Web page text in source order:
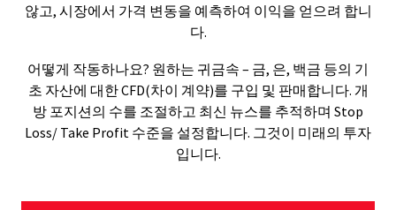
않고, 시장에서 가격 변동을 예측하여 이익을 얻으려 합니
다.
어떻게 작동하나요? 원하는 귀금속 – 금, 은, 백금 등의 기
초 자산에 대한 CFD(차이 계약)를 구입 및 판매합니다. 개
방 포지션의 수를 조절하고 최신 뉴스를 추적하며 Stop
Loss/ Take Profit 수준을 설정합니다. 그것이 미래의 투자
입니다.